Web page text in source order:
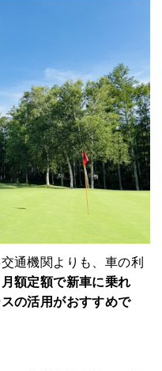
通機関よりも、車の利
額定額で新車に乗れ
の活用がおすすめで